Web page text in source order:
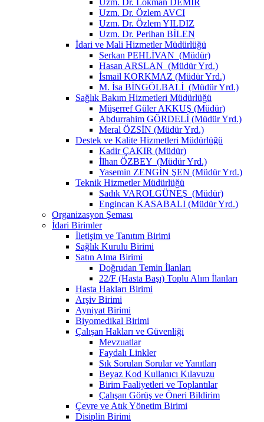
Uzm. Dr. Özlem AVCI
Uzm. Dr. Özlem YILDIZ
Uzm. Dr. Perihan BİLEN
İdari ve Mali Hizmetler Müdürlüğü
Serkan PEHLİVAN (Müdür)
Hasan ARSLAN (Müdür Yrd.)
İsmail KORKMAZ (Müdür Yrd.)
M. İsa BİNGÖLBALİ (Müdür Yrd.)
Sağlık Bakım Hizmetleri Müdürlüğü
Müşerref Güler AKKUŞ (Müdür)
Abdurrahim GÖRDELİ (Müdür Yrd.)
Meral ÖZSİN (Müdür Yrd.)
Destek ve Kalite Hizmetleri Müdürlüğü
Kadir ÇAKIR (Müdür)
İlhan ÖZBEY (Müdür Yrd.)
Yasemin ZENGİN ŞEN (Müdür Yrd.)
Teknik Hizmetler Müdürlüğü
Sadık VAROLGÜNEŞ (Müdür)
Engincan KASABALI (Müdür Yrd.)
Organizasyon Şeması
İdari Birimler
İletişim ve Tanıtım Birimi
Sağlık Kurulu Birimi
Satın Alma Birimi
Doğrudan Temin İlanları
22/F (Hasta Başı) Toplu Alım İlanları
Hasta Hakları Birimi
Arşiv Birimi
Ayniyat Birimi
Biyomedikal Birimi
Çalışan Hakları ve Güvenliği
Mevzuatlar
Faydalı Linkler
Sık Sorulan Sorular ve Yanıtları
Beyaz Kod Kullanıcı Kılavuzu
Birim Faaliyetleri ve Toplantılar
Çalışan Görüş ve Öneri Bildirim
Çevre ve Atık Yönetim Birimi
Disiplin Birimi